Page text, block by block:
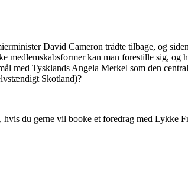
David Cameron trådte tilbage, og
medlemskabsformer kan man forestille sig,
med Tysklands Angela Merkel som den
Skotland)?
du gerne vil booke et foredrag med Lykke